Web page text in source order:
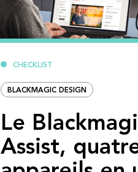
CHECKLIST
BLACKMAGIC DESIGN
Le
Assist,